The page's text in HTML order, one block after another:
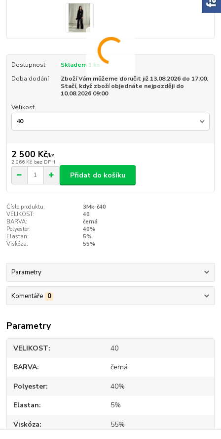
Dostupnost
Skladem 1 ks
Doba dodání
Zboží Vám můžeme doručit již 13.08.2026 do 17:00.
Stačí, když zboží objednáte nejpozději do
10.08.2026 09:00
Velikost
2 500 Kč/ks
2 066 Kč bez DPH
Přidat do košíku
Číslo produktu:
3Mk-č40
VELIKOST:
40
BARVA:
černá
Polyester:
40%
Elastan:
5%
Viskóza:
55%
Parametry
Komentáře 0
Parametry
VELIKOST 40
BARVA černá
Polyester 40%
Elastan 5%
Viskóza 55%